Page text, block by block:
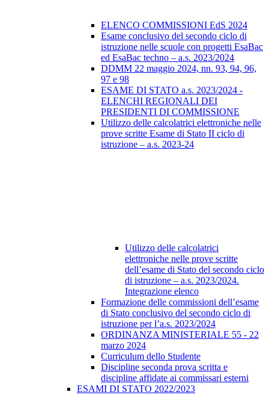
ELENCO COMMISSIONI EdS 2024
Esame conclusivo del secondo ciclo di
istruzione nelle scuole con progetti EsaBac
ed EsaBac techno – a.s. 2023/2024
DDMM 22 maggio 2024, nn. 93, 94, 96,
97 e 98
ESAME DI STATO a.s. 2023/2024 -
ELENCHI REGIONALI DEI
PRESIDENTI DI COMMISSIONE
Utilizzo delle calcolatrici elettroniche nelle
prove scritte Esame di Stato II ciclo di
istruzione – a.s. 2023-24
Utilizzo delle calcolatrici
elettroniche nelle prove scritte
dell’esame di Stato del secondo ciclo
di istruzione – a.s. 2023/2024.
Integrazione elenco
Formazione delle commissioni dell’esame
di Stato conclusivo del secondo ciclo di
istruzione per l’a.s. 2023/2024
ORDINANZA MINISTERIALE 55 - 22
marzo 2024
Curriculum dello Studente
Discipline seconda prova scritta e
discipline affidate ai commissari esterni
ESAMI DI STATO 2022/2023